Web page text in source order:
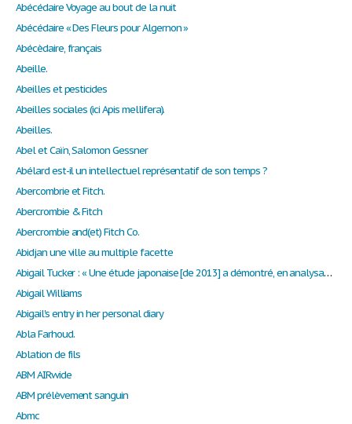
Abécédaire Voyage au bout de la nuit
Abécédaire « Des Fleurs pour Algernon »
Abécèdaire, français
Abeille.
Abeilles et pesticides
Abeilles sociales (ici Apis mellifera).
Abeilles.
Abel et Caïn, Salomon Gessner
Abélard est-il un intellectuel représentatif de son temps ?
Abercombrie et Fitch.
Abercrombie & Fitch
Abercrombie and(et) Fitch Co.
Abidjan une ville au multiple facette
Abigail Tucker : « Une étude japonaise [de 2013] a démontré, en analysant les mouvements d'oreilles des félins (...), que ces derniers reconnaissent la voix de leur maître, mais choisissent tout simplement de ne pas répondre quand on les appelle.
Abigail Williams
Abigail's entry in her personal diary
Abla Farhoud.
Ablation de fils
ABM AIRwide
ABM prélèvement sanguin
Abmc